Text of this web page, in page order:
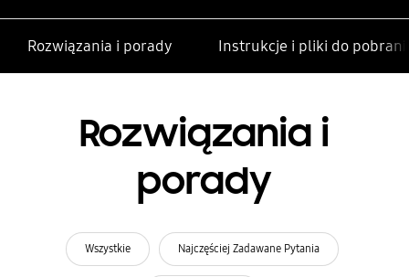
Rozwiązania i porady Instrukcje i pliki do
Rozwiązania i
porady
Wszystkie Najczęściej Zadawane Pytania